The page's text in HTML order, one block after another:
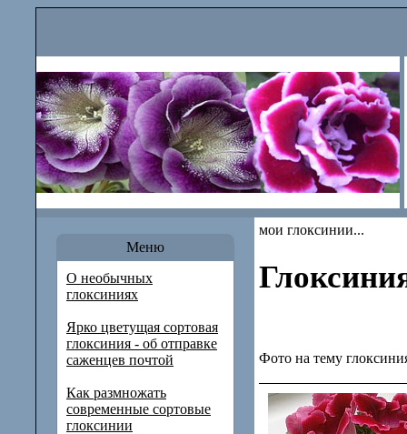
Меню
О необычных
глоксиниях
Ярко цветущая сортовая
глоксиния - об отправке
саженцев почтой
Как размножать
современные сортовые
глоксинии
мои глоксинии...
Фото на тему